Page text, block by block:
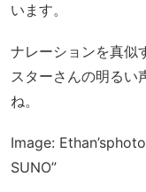
います。
ナレーションを真似
スターさんの明るい
ね。
Image:
SUNO”